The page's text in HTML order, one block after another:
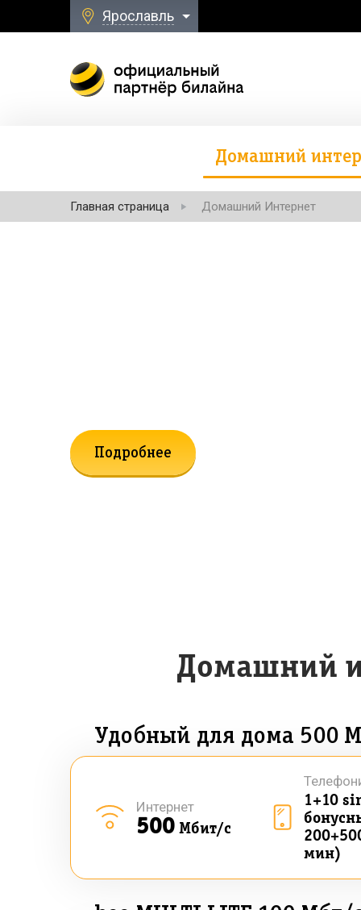
Ярославль
Домашний
Главная страница Домашний Интернет
Подробнее
Домашний
Удобный для дома 500
500 Мбит/с
Интернет
1+10
мин)